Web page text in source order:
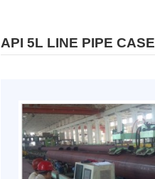
API 5L LINE PIPE CASE